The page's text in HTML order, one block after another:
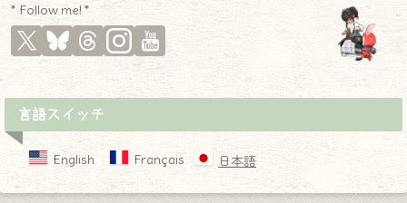
* Follow me! *
言語スイッチ
English Français 日本語